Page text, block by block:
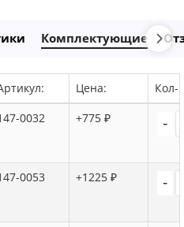
Комплектующие
Цена:
Кол-
0032 +775 ₽ -
0053 +1225 ₽ -